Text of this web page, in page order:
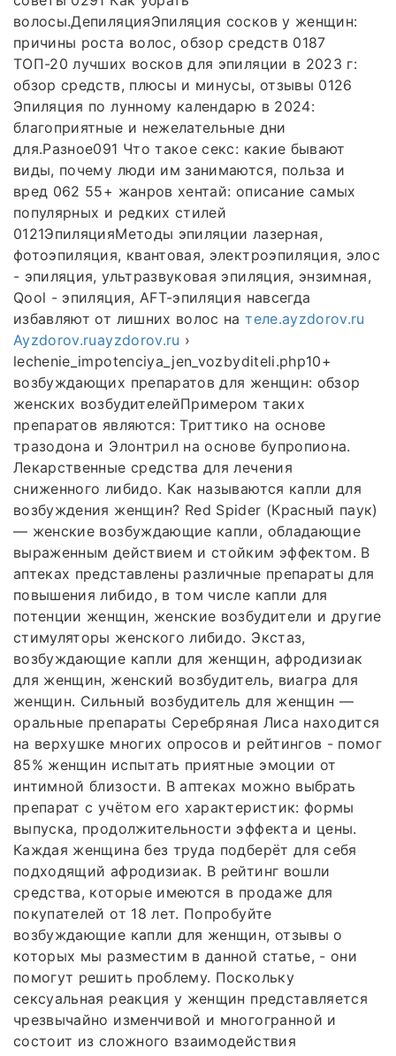
волосы.ДепиляцияЭпиляция сосков у женщин:
причины роста волос, обзор средств 0187
ТОП-20 лучших восков для эпиляции в 2023 г:
обзор средств, плюсы и минусы, отзывы 0126
Эпиляция по лунному календарю в 2024:
благоприятные и нежелательные дни
для.Разное091 Что такое секс: какие бывают
виды, почему люди им занимаются, польза и
вред 062 55+ жанров хентай: описание самых
популярных и редких стилей
0121ЭпиляцияМетоды эпиляции лазерная,
фотоэпиляция, квантовая, электроэпиляция, элос
- эпиляция, ультразвуковая эпиляция, энзимная,
Qool - эпиляция, AFT-эпиляция навсегда
избавляют от лишних волос нателе.ayzdorov.ru
Ayzdorov.ruayzdorov.ru ›
lechenie_impotenciya_jen_vozbyditeli.php10+
возбуждающих препаратов для женщин: обзор
женских возбудителейПримером таких
препаратов являются: Триттико на основе
тразодона и Элонтрил на основе бупропиона.
Лекарственные средства для лечения
сниженного либидо. Как называются капли для
возбуждения женщин? Red Spider (Красный паук)
— женские возбуждающие капли, обладающие
выраженным действием и стойким эффектом. В
аптеках представлены различные препараты для
повышения либидо, в том числе капли для
потенции женщин, женские возбудители и другие
стимуляторы женского либидо. Экстаз,
возбуждающие капли для женщин, афродизиак
для женщин, женский возбудитель, виагра для
женщин. Сильный возбудитель для женщин —
оральные препараты Серебряная Лиса находится
на верхушке многих опросов и рейтингов - помог
85% женщин испытать приятные эмоции от
интимной близости. В аптеках можно выбрать
препарат с учётом его характеристик: формы
выпуска, продолжительности эффекта и цены.
Каждая женщина без труда подберёт для себя
подходящий афродизиак. В рейтинг вошли
средства, которые имеются в продаже для
покупателей от 18 лет. Попробуйте
возбуждающие капли для женщин, отзывы о
которых мы разместим в данной статье, - они
помогут решить проблему. Поскольку
сексуальная реакция у женщин представляется
чрезвычайно изменчивой и многогранной и
состоит из сложного взаимодействия